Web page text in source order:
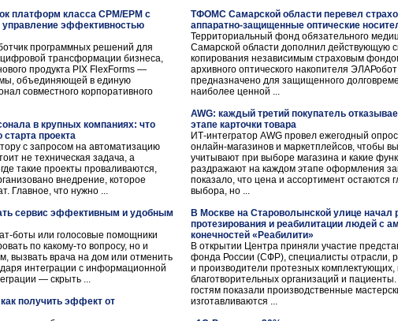
платформ класса CPM/EPM с
эффективностью
программных решений для
трансформации бизнеса,
продукта PIX FlexForms —
объединяющей в единую
совместного корпоративного
в крупных компаниях: что
проекта
с запросом на автоматизацию
не техническая задача, а
такие проекты проваливаются,
внедрение, которое
Главное, что нужно ...
сервис эффективным и удобным
боты или голосовые помощники
по какому-то вопросу, но и
вызвать врача на дом или отменить
интеграции с информационной
— скрыть ...
получить эффект от
ТФОМС Самарской области перевел
аппаратно-защищенные оптические
Территориальный фонд обязательного
Самарской области дополнил действующую
копирования независимым страховым
архивного оптического накопителя
предназначено для защищенного
наиболее ценной ...
AWG: каждый третий покупатель
этапе карточки товара
ИТ-интегратор AWG провел ежегодный
онлайн-магазинов и маркетплейсов, чтобы
учитывают при выборе магазина и какие
раздражают на каждом этапе оформления
показало, что цена и ассортимент остаются
выбора, но ...
В Москве на Староволынской улице начал
протезирования и реабилитации людей с
конечностей «Реабилити»
В открытии Центра приняли участие
фонда России (СФР), специалисты отрасли,
и производители протезных комплектующих,
благотворительных организаций и
гостям показали производственные
изготавливаются ...